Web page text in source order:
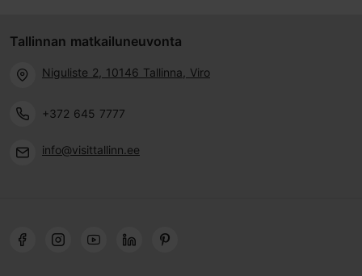
Tallinnan matkailuneuvonta
Niguliste 2, 10146 Tallinna, Viro
+372 645 7777
info@visittallinn.ee